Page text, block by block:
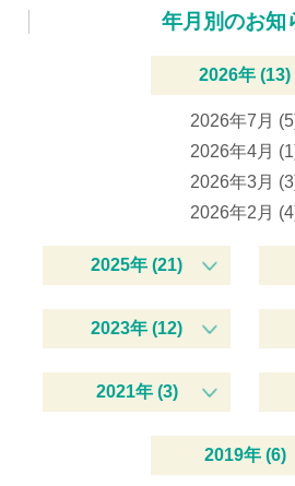
年月別のお知
2026年 (13)
2026年7月
2026年4月
2026年3月
2026年2月
2025年 (21)
2023年 (12)
2021年 (3)
2019年 (6)